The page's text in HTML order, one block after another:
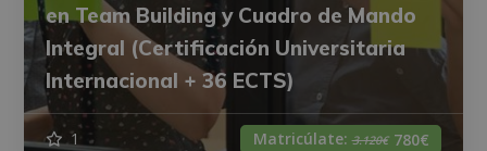
en Team Building y Cuadro de Mando
Integral (Certificación Universitaria
Internacional + 36 ECTS)
1 Matricúlate:3.120€ 780€